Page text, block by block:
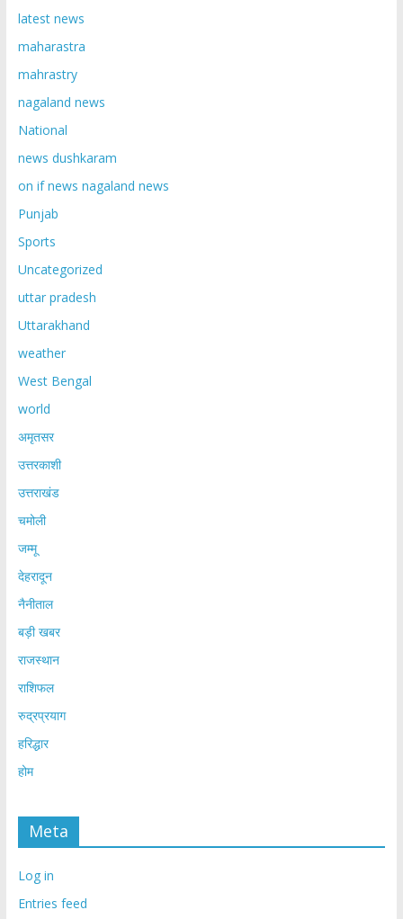
latest news
maharastra
mahrastry
nagaland news
National
news dushkaram
on if news nagaland news
Punjab
Sports
Uncategorized
uttar pradesh
Uttarakhand
weather
West Bengal
world
अमृतसर
उत्तरकाशी
उत्तराखंड
चमोली
जम्मू
देहरादून
नैनीताल
बड़ी खबर
राजस्थान
राशिफल
रुद्रप्रयाग
हरिद्धार
होम
Meta
Log in
Entries feed